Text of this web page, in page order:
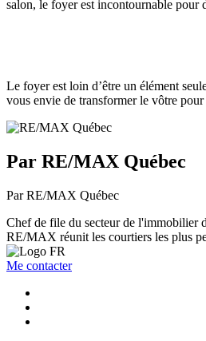
salon, le foyer est incontournable pour
Le foyer est loin d’être un élément
vous envie de transformer le vôtre
Par RE/MAX Québec
Par RE/MAX Québec
Chef de file du secteur de l'immobilier
RE/MAX réunit les courtiers les plus
Me contacter